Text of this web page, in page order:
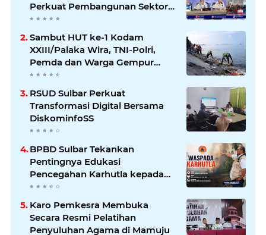
Perkuat Pembangunan Sektor
Kelautan dan Perikanan
Sambut HUT ke-1 Kodam
XXIII/Palaka Wira, TNI-Polri,
Pemda dan Warga Gempur
Sampah di Pantai Bahari
RSUD Sulbar Perkuat
Transformasi Digital Bersama
DiskominfoSS
BPBD Sulbar Tekankan
Pentingnya Edukasi
Pencegahan Karhutla kepada
Masyarakat
Karo Pemkesra Membuka
Secara Resmi Pelatihan
Penyuluhan Agama di Mamuju